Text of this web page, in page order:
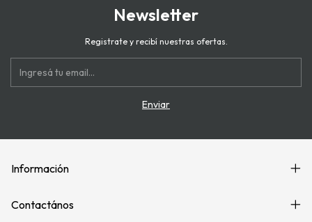
Newsletter
Registrate y recibí nuestras ofertas.
Información
Contactános